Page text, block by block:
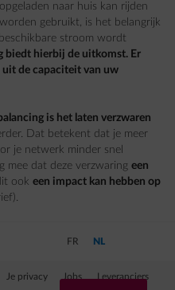
naar huis kan rijden
gebruikt, is het belangrijk
stroom wordt
biedt hierbij de uitkomst. Er
de capaciteit van uw
is het laten verzwaren
Dat betekent dat je meer
je netwerk minder snel
mee dat deze verzwaring een
ook een impact kan hebben op
pagina
Je privacy Jobs Leveranciers
Schakel over naar Frans
FR Schakel over naar
NL